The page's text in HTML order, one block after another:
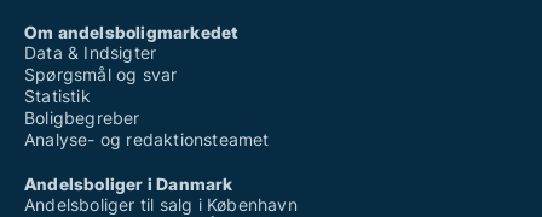
Om andelsboligmarkedet
Data & Indsigter
Spørgsmål og svar
Statistik
Boligbegreber
Analyse- og redaktionsteamet
Andelsboliger i Danmark
Andelsboliger til salg i København